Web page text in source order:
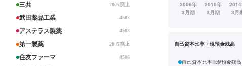
三共 2005廃止
武田薬品工業 4502
アステラス製薬 4503
第一製薬 2005廃止
住友ファーマ 4506
自己資本比率・現預金残高
自己資本比率 現預金残高